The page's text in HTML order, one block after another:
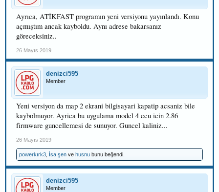
Ayrıca, ATİKFAST programın yeni versiyonu yayınlandı. Konu
açmıştım ancak kayboldu. Aynı adrese bakarsanız
göreceksiniz..
26 Mayıs 2019
denizci595
Member
Yeni versiyon da map 2 ekrani bilgisayari kapatip acsaniz bile
kaybolmuyor. Ayrica bu uygulama model 4 ecu icin 2.86
firmware guncellemesi de sunuyor. Guncel kaliniz...
26 Mayıs 2019
powerkırk3 İsa şen ve husnu bunu beğendi.
denizci595
Member